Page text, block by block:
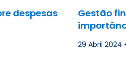
despesas
Gestão
29 Abril 2024 •